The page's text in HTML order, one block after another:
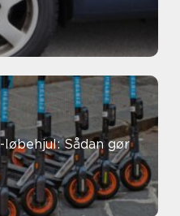
Sådan gør